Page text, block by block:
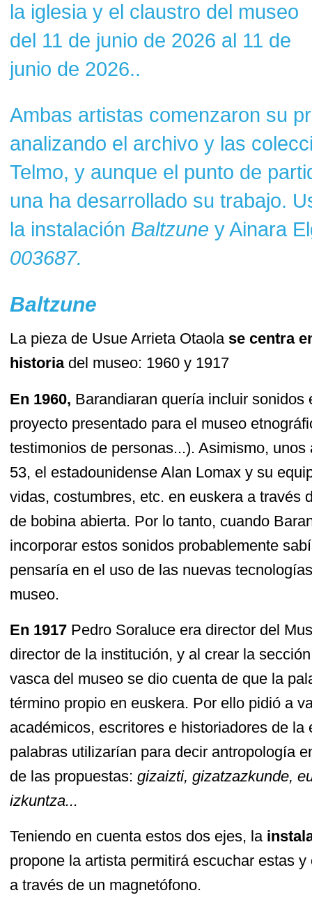
la iglesia y el claustro del museo
del 11 de junio de 2026 al 11 de
junio de 2026..
Ambas artistas comenzaron su
analizando el archivo y las
Telmo, y aunque el punto de
una ha desarrollado su trabajo.
la instalación Baltzune y Ainara
003687.
Baltzune
La pieza de Usue Arrieta Otaola se centra
historiadel museo: 1960 y 1917
En 1960, Barandiaran quería incluir sonidos
proyecto presentado para el museo
testimonios de personas...). Asimismo,
53, el estadounidense Alan Lomax y su
vidas, costumbres, etc. en euskera a través
de bobina abierta. Por lo tanto, cuando
incorporar estos sonidos probablemente
pensaría en el uso de las nuevas
museo.
En 1917 Pedro Soraluce era director del
director de la institución, y al crear la
vasca del museo se dio cuenta de que la
término propio en euskera. Por ello pidió a
académicos, escritores e historiadores de la
palabras utilizarían para decir antropología
de las propuestas: gizaizti, gizatzazkunde,
izkuntza...
Teniendo en cuenta estos dos ejes, la
propone la artista permitirá escuchar estas
a través de un magnetófono.